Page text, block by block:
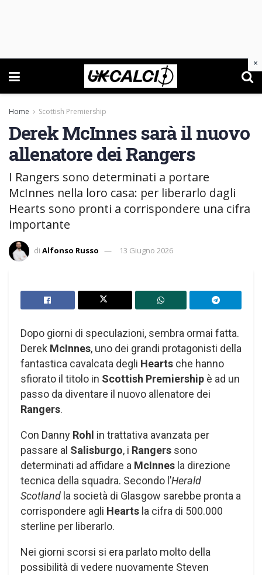
Home Scottish Premiership
Derek McInnes sarà il nuovo
allenatore dei Rangers
I Rangers sono determinati a portare
McInnes nella loro casa: per liberarlo dagli
Hearts sono pronti a corrispondere una cifra
importante
di Alfonso Russo 13 Giugno 2026
Dopo giorni di speculazioni, sembra ormai fatta.
Derek McInnes, uno dei grandi protagonisti della
fantastica cavalcata degli Hearts che hanno
sfiorato il titolo in Scottish Premiership è ad un
passo da diventare il nuovo allenatore dei
Rangers.
Con Danny Rohl in trattativa avanzata per
passare al Salisburgo, i Rangers sono
determinati ad affidare a McInnes la direzione
tecnica della squadra. Secondo l’Herald
Scotland la società di Glasgow sarebbe pronta a
corrispondere agli Hearts la cifra di 500.000
sterline per liberarlo.
Nei giorni scorsi si era parlato molto della
possibilità di vedere nuovamente Steven
×